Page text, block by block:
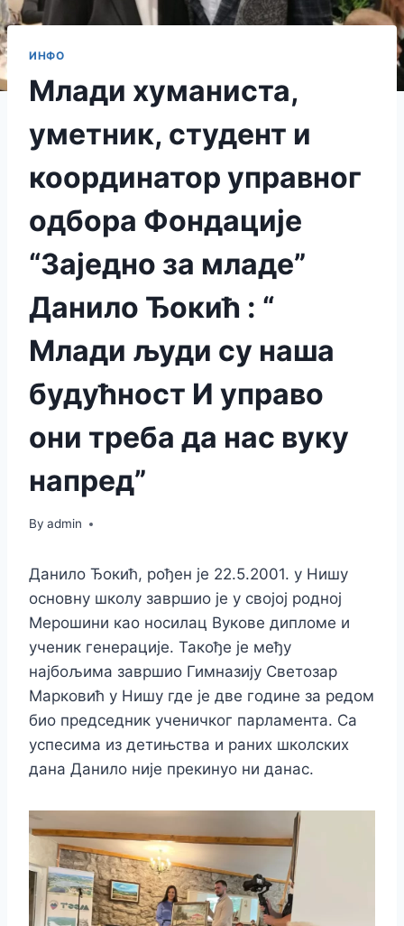
ИНФО
Млади хуманиста,
уметник, студент и
координатор управног
одбора Фондације
“Заједно за младе”
Данило Ђокић : “
Млади људи су наша
будућност И управо
они треба да нас вуку
напред”
By admin
Данило Ђокић, рођен је 22.5.2001. у Нишу
основну школу завршио је у својој родној
Мерошини као носилац Вукове дипломе и
ученик генерације. Такође је међу
најбољима завршио Гимназију Светозар
Марковић у Нишу где је две године за редом
био председник ученичког парламента. Са
успесима из детињства и раних школских
дана Данило није прекинуо ни данас.